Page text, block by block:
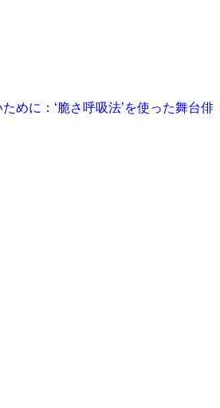
めに：‘脆さ呼吸法’を使った舞台俳